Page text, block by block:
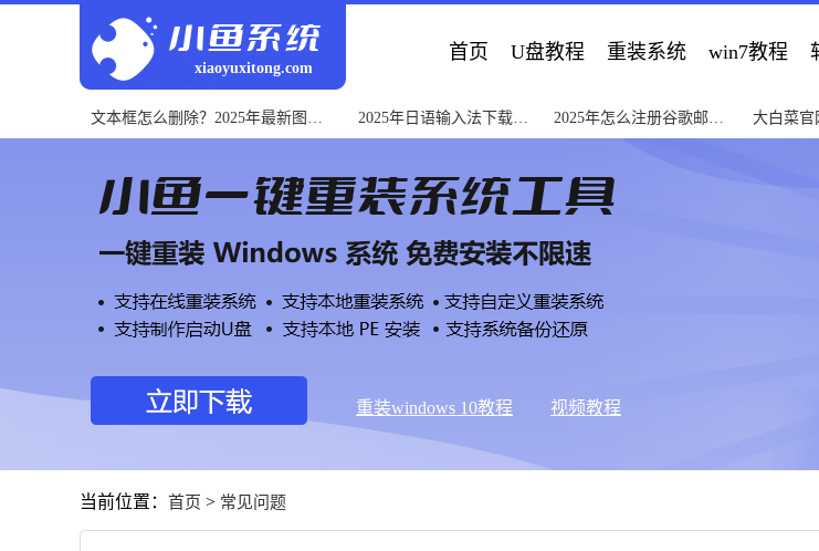
xiaoyuxitong.com
首页 U盘教程 重装系统 win7教程
文本框怎么删除？2025年最新图文
教程与常见问题解决
2025年日语输入法下载指
南与安装教程
2025年怎么注册谷歌邮箱
详细图文教程
大白菜官
入门到精
重装windows 10教程 视频教程
当前位置： 首页 > 常见问题